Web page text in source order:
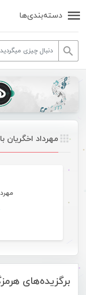
دسته‌بندی‌ها
برگزیده‌های
مهرداد اخگریان